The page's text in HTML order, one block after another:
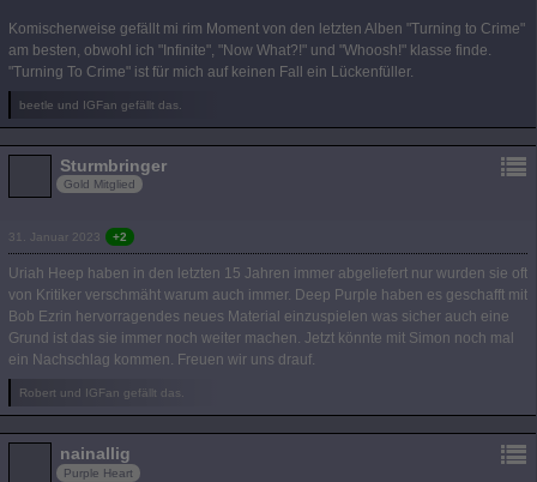
Komischerweise gefällt mi rim Moment von den letzten Alben "Turning to Crime"
am besten, obwohl ich "Infinite", "Now What?!" und "Whoosh!" klasse finde.
"Turning To Crime" ist für mich auf keinen Fall ein Lückenfüller.
beetle und IGFan gefällt das.
Sturmbringer
Gold Mitglied
31. Januar 2023 +2
Uriah Heep haben in den letzten 15 Jahren immer abgeliefert nur wurden sie oft
von Kritiker verschmäht warum auch immer. Deep Purple haben es geschafft mit
Bob Ezrin hervorragendes neues Material einzuspielen was sicher auch eine
Grund ist das sie immer noch weiter machen. Jetzt könnte mit Simon noch mal
ein Nachschlag kommen. Freuen wir uns drauf.
Robert und IGFan gefällt das.
nainallig
Purple Heart